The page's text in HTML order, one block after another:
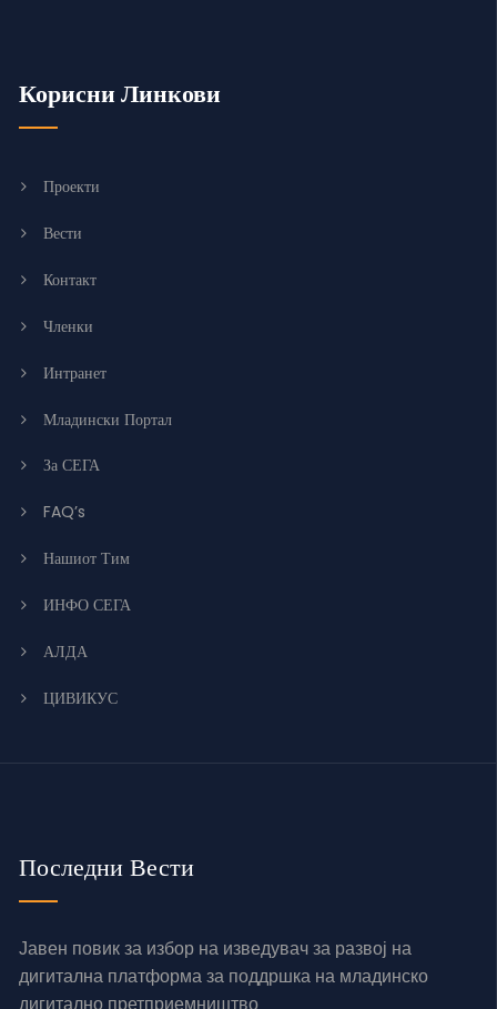
Корисни Линкови
Проекти
Вести
Контакт
Членки
Интранет
Младински Портал
За СЕГА
FAQ’s
Нашиот Тим
ИНФО СЕГА
АЛДА
ЦИВИКУС
Последни Вести
Јавен повик за избор на изведувач за развој на
дигитална платформа за поддршка на младинско